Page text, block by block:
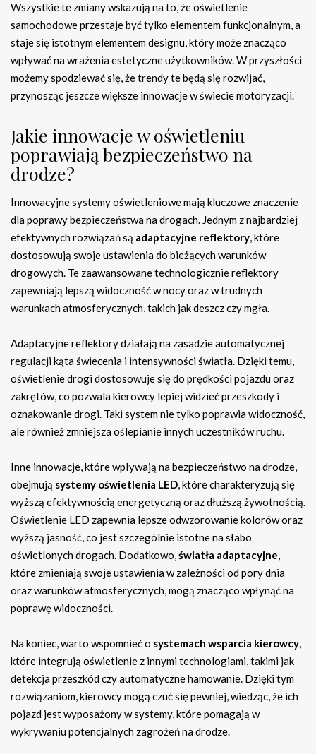
Wszystkie te zmiany wskazują na to, że oświetlenie
samochodowe przestaje być tylko elementem funkcjonalnym, a
staje się istotnym elementem designu, który może znacząco
wpływać na wrażenia estetyczne użytkowników. W przyszłości
możemy spodziewać się, że trendy te będą się rozwijać,
przynosząc jeszcze większe innowacje w świecie motoryzacji.
Jakie innowacje w oświetleniu
poprawiają bezpieczeństwo na
drodze?
Innowacyjne systemy oświetleniowe mają kluczowe znaczenie
dla poprawy bezpieczeństwa na drogach. Jednym z najbardziej
efektywnych rozwiązań są adaptacyjne reflektory, które
dostosowują swoje ustawienia do bieżących warunków
drogowych. Te zaawansowane technologicznie reflektory
zapewniają lepszą widoczność w nocy oraz w trudnych
warunkach atmosferycznych, takich jak deszcz czy mgła.
Adaptacyjne reflektory działają na zasadzie automatycznej
regulacji kąta świecenia i intensywności światła. Dzięki temu,
oświetlenie drogi dostosowuje się do prędkości pojazdu oraz
zakrętów, co pozwala kierowcy lepiej widzieć przeszkody i
oznakowanie drogi. Taki system nie tylko poprawia widoczność,
ale również zmniejsza oślepianie innych uczestników ruchu.
Inne innowacje, które wpływają na bezpieczeństwo na drodze,
obejmują systemy oświetlenia LED, które charakteryzują się
wyższą efektywnością energetyczną oraz dłuższą żywotnością.
Oświetlenie LED zapewnia lepsze odwzorowanie kolorów oraz
wyższą jasność, co jest szczególnie istotne na słabo
oświetlonych drogach. Dodatkowo,światła adaptacyjne,
które zmieniają swoje ustawienia w zależności od pory dnia
oraz warunków atmosferycznych, mogą znacząco wpłynąć na
poprawę widoczności.
Na koniec, warto wspomnieć o systemach wsparcia kierowcy,
które integrują oświetlenie z innymi technologiami, takimi jak
detekcja przeszkód czy automatyczne hamowanie. Dzięki tym
rozwiązaniom, kierowcy mogą czuć się pewniej, wiedząc, że ich
pojazd jest wyposażony w systemy, które pomagają w
wykrywaniu potencjalnych zagrożeń na drodze.